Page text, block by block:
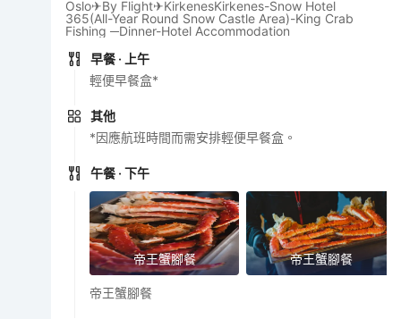
Oslo✈By Flight✈KirkenesKirkenes-Snow Hotel
365(All-Year Round Snow Castle Area)-King Crab
Fishing ─Dinner-Hotel Accommodation
早餐 · 上午
輕便早餐盒*
其他
*因應航班時間而需安排輕便早餐盒。
午餐 · 下午
帝王蟹腳餐 帝王蟹腳餐
帝王蟹腳餐